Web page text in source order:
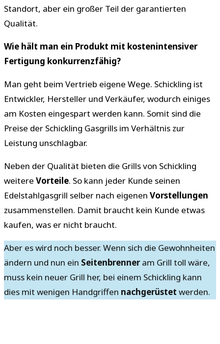
Standort, aber ein großer Teil der garantierten
Qualität.
Wie hält man ein Produkt mit kostenintensiver
Fertigung konkurrenzfähig?
Man geht beim Vertrieb eigene Wege. Schickling ist
Entwickler, Hersteller und Verkäufer, wodurch einiges
am Kosten eingespart werden kann. Somit sind die
Preise der Schickling Gasgrills im Verhältnis zur
Leistung unschlagbar.
Neben der Qualität bieten die Grills von Schickling
weitere Vorteile. So kann jeder Kunde seinen
Edelstahlgasgrill selber nach eigenen Vorstellungen
zusammenstellen. Damit braucht kein Kunde etwas
kaufen, was er nicht braucht.
Aber es wird noch besser. Wenn sich die Gewohnheiten
ändern und nun ein Seitenbrenneram Grill toll wäre,
muss kein neuer Grill her, bei einem Schickling kann
dies mit wenigen Handgriffen nachgerüstet werden.